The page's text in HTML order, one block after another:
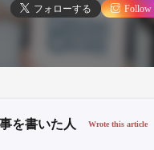
フォローする Follow
を書いた人 Wrote this article